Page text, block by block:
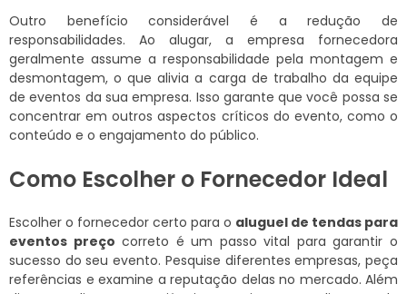
Outro benefício considerável é a redução de
responsabilidades. Ao alugar, a empresa fornecedora
geralmente assume a responsabilidade pela montagem e
desmontagem, o que alivia a carga de trabalho da equipe
de eventos da sua empresa. Isso garante que você possa se
concentrar em outros aspectos críticos do evento, como o
conteúdo e o engajamento do público.
Como Escolher o Fornecedor Ideal
Escolher o fornecedor certo para o aluguel de tendas para
eventos preço correto é um passo vital para garantir o
sucesso do seu evento. Pesquise diferentes empresas, peça
referências e examine a reputação delas no mercado. Além